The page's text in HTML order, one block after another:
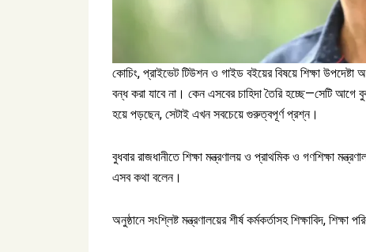
কোচিং, প্রাইভেট টিউশন ও গাইড বইয়ের বিষয়ে শিক্ষা
বন্ধ করা যাবে না। কেন এসবের চাহিদা তৈরি হচ্ছে—সেটি আগে
হয়ে পড়ছেন, সেটাই এখন সবচেয়ে গুরুত্বপূর্ণ প্রশ্ন।
বুধবার রাজধানীতে শিক্ষা মন্ত্রণালয় ও প্রাথমিক ও গণশিক্ষা
এসব কথা বলেন।
অনুষ্ঠানে সংশ্লিষ্ট মন্ত্রণালয়ের শীর্ষ কর্মকর্তাসহ শিক্ষাবিদ,